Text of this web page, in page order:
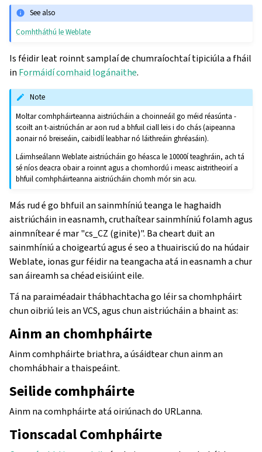
See also
Comhtháthú le Weblate
Is féidir leat roinnt samplaí de chumraíochtaí tipiciúla a fháil
in Formáidí comhaid logánaithe.
Note
Moltar comhpháirteanna aistriúcháin a choinneáil go méid réasúnta -
scoilt an t-aistriúchán ar aon rud a bhfuil ciall leis i do chás (aipeanna
aonair nó breiseáin, caibidlí leabhar nó láithreáin ghréasáin).
Láimhseálann Weblate aistriúcháin go héasca le 10000í teaghráin, ach tá
sé níos deacra obair a roinnt agus a chomhordú i measc aistritheoirí a
bhfuil comhpháirteanna aistriúcháin chomh mór sin acu.
Más rud é go bhfuil an sainmhíniú teanga le haghaidh
aistriúcháin in easnamh, cruthaítear sainmhíniú folamh agus
ainmnítear é mar "cs_CZ (ginite)". Ba cheart duit an
sainmhíniú a choigeartú agus é seo a thuairisciú do na húdair
Weblate, ionas gur féidir na teangacha atá in easnamh a chur
san áireamh sa chéad eisiúint eile.
Tá na paraiméadair thábhachtacha go léir sa chomhpháirt
chun oibriú leis an VCS, agus chun aistriúcháin a bhaint as:
Ainm an chomhpháirte
Ainm comhpháirte briathra, a úsáidtear chun ainm an
chomhábhair a thaispeáint.
Seilide comhpháirte
Ainm na comhpháirte atá oiriúnach do URLanna.
Tionscadal Comhpháirte